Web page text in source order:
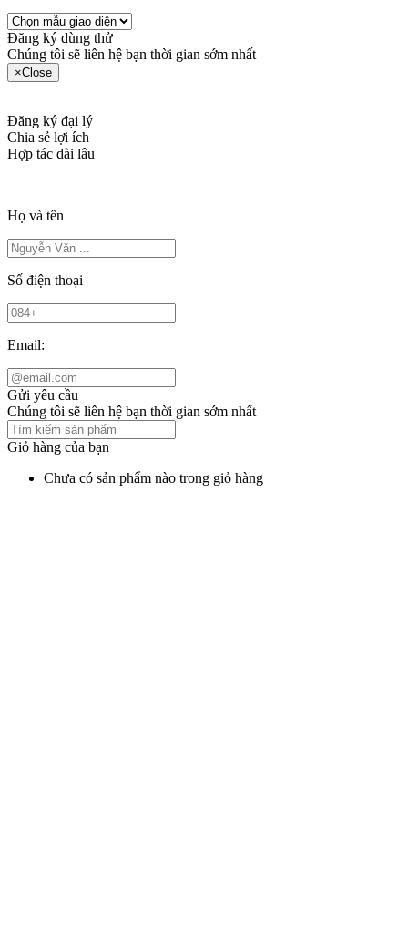
Đăng ký dùng thử
Chúng tôi sẽ liên hệ bạn thời gian sớm nhất
×Close
Đăng ký đại lý
Chia sẻ lợi ích
Hợp tác dài lâu
Họ và tên
Số điện thoại
Email:
Gửi yêu cầu
Chúng tôi sẽ liên hệ bạn thời gian sớm nhất
Giỏ hàng của bạn
Chưa có sản phẩm nào trong giỏ hàng